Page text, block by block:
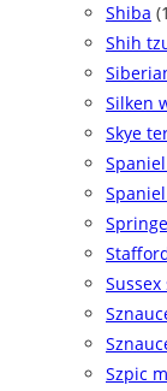
Shiba
Shih
Silken
Skye
Szpic